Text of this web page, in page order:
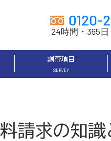
0120-
24時間・365
調査項目
SERVEY
請求の知